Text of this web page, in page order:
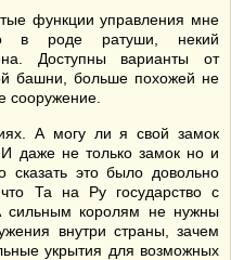
функции управления мне
в роде ратуши, некий
Доступны варианты от
башни, больше похожей не
сооружение.
А могу ли я свой замок
И даже не только замок но и
сказать это было довольно
Та на Ру государство с
сильным королям не нужны
внутри страны, зачем
укрытия для возможных